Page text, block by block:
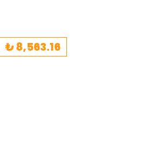
₺ 8,563.16